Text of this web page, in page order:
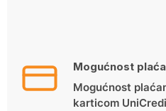
Mogućnost
Mogućnost
karticom